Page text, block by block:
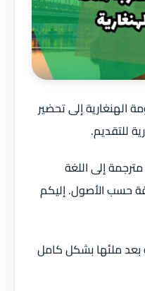
الهنغارية إلى تحضير
للتقديم.
إلى اللغة
حسب الأصول. إليكم
بعد ملئها بشكل كامل